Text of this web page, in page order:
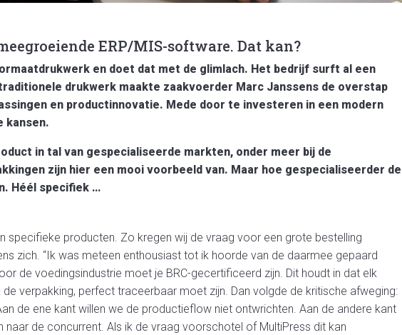
ERP/MIS-software. Dat kan?
en doet dat met de glimlach. Het bedrijf surft al een
drukwerk maakte zaakvoerder Marc Janssens de overstap
en productinnovatie. Mede door te investeren in een modern
kansen.
in tal van gespecialiseerde markten, onder meer bij de
zijn hier een mooi voorbeeld van. Maar hoe gespecialiseerder de
Héél specifiek …
specifieke producten. Zo kregen wij de vraag voor een grote bestelling
zich. “Ik was meteen enthousiast tot ik hoorde van de daarmee gepaard
de voedingsindustrie moet je BRC-gecertificeerd zijn. Dit houdt in dat elk
verpakking, perfect traceerbaar moet zijn. Dan volgde de kritische afweging:
de ene kant willen we de productieflow niet ontwrichten. Aan de andere kant
naar de concurrent. Als ik de vraag voorschotel of MultiPress dit kan